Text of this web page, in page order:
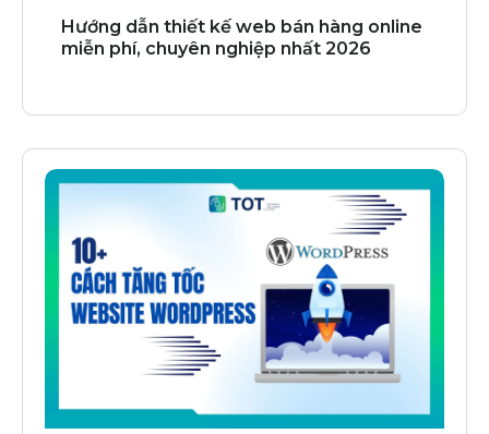
Hướng dẫn thiết kế web bán hàng online
miễn phí, chuyên nghiệp nhất 2026